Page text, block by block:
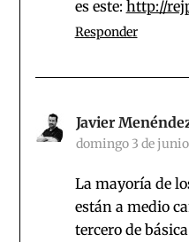
es este: http://
Responder
Javier
domingo 3 de junio
La mayoría de
están a medio
tercero de